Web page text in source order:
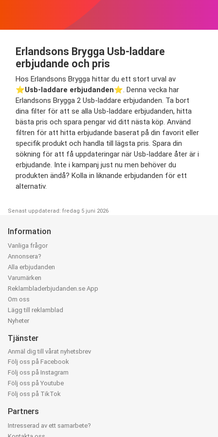
Erlandsons Brygga Usb-laddare
erbjudande och pris
Hos Erlandsons Brygga hittar du ett stort urval av
⭐️Usb-laddare erbjudanden⭐️. Denna vecka har
Erlandsons Brygga 2 Usb-laddare erbjudanden. Ta bort
dina filter för att se alla Usb-laddare erbjudanden, hitta
bästa pris och spara pengar vid ditt nästa köp. Använd
filtren för att hitta erbjudande baserat på din favorit eller
specifik produkt och handla till lägsta pris. Spara din
sökning för att få uppdateringar när Usb-laddare åter är i
erbjudande. Inte i kampanj just nu men behöver du
produkten ändå? Kolla in liknande erbjudanden för ett
alternativ.
Senast uppdaterad: fredag 5 juni 2026
Information
Vanliga frågor
Annonsera?
Alla erbjudanden
Varumärken
Reklambladerbjudanden.se App
Om oss
Lägg till reklamblad
Nyheter
Tjänster
Anmäl dig till vårat nyhetsbrev
Följ oss på Facebook
Följ oss på Instagram
Följ oss på Youtube
Följ oss på TikTok
Partners
Intresserad av ett samarbete?